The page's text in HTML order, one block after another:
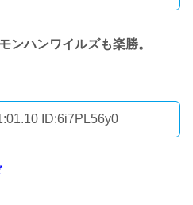
ンハンワイルズも楽勝。
ID:6i7PL56y0